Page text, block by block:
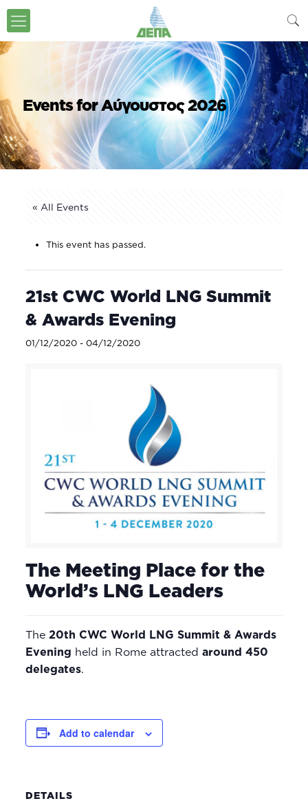
Events for Αύγουστος 2026
« All Events
This event has passed.
21st CWC World LNG Summit
& Awards Evening
01/12/2020- 04/12/2020
The Meeting Place for the
World’s LNG Leaders
The 20th CWC World LNG Summit & Awards
Evening held in Rome attracted around 450
delegates.
Add to calendar
DETAILS